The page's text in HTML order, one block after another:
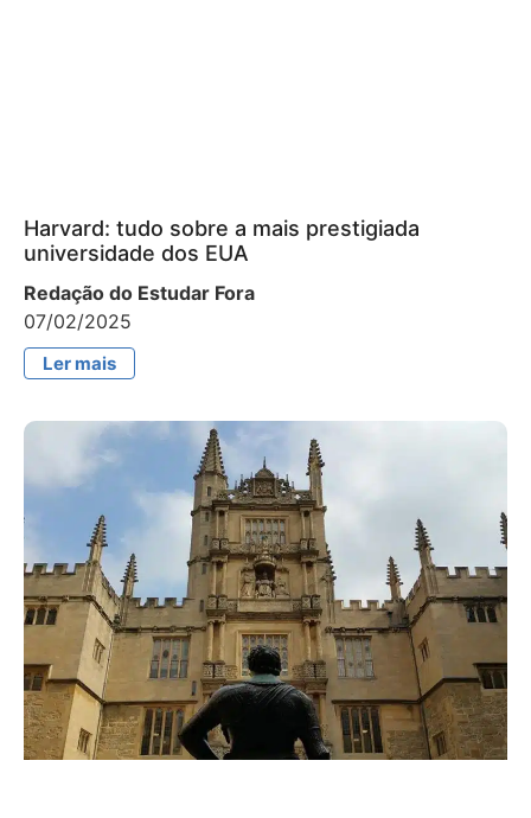
Harvard: tudo sobre a mais prestigiada
universidade dos EUA
Redação do Estudar Fora
07/02/2025
Ler mais